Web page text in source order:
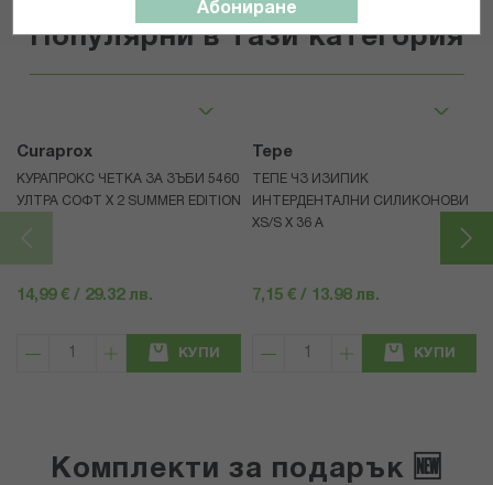
Абониране
Популярни в тази категория
Curaprox
КУРАПРОКС ЧЕТКА ЗА ЗЪБИ 5460
УЛТРА СОФТ Х 2 SUMMER EDITION
14,99 € / 29.32 лв.
КУПИ
Tepe
ТЕПЕ ЧЗ ИЗИПИК
ИНТЕРДЕНТАЛНИ СИЛИКОНОВИ
XS/S Х 36 А
7,15 € / 13.98 лв.
КУПИ
Комплекти за подарък 🆕